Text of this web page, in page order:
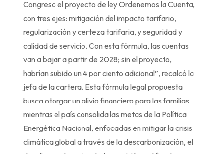
Congreso el proyecto de ley Ordenemos la Cuenta,
con tres ejes: mitigación del impacto tarifario,
regularización y certeza tarifaria, y seguridad y
calidad de servicio. Con esta fórmula, las cuentas
van a bajar a partir de 2028; sin el proyecto,
habrían subido un 4 por ciento adicional”, recalcó la
jefa de la cartera. Esta fórmula legal propuesta
busca otorgar un alivio financiero para las familias
mientras el país consolida las metas de la Política
Energética Nacional, enfocadas en mitigar la crisis
climática global a través de la descarbonización, el